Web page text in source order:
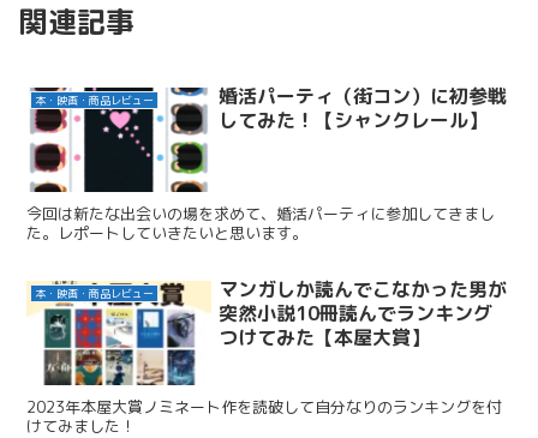
関連記事
本・映画・商品レビュー
婚活パーティ（街コン）に初参戦
してみた！【シャンクレール】
今回は新たな出会いの場を求めて、婚活パーティに参加してきまし
た。レポートしていきたいと思います。
本・映画・商品レビュー
マンガしか読んでこなかった男が
突然小説10冊読んでランキング
つけてみた【本屋大賞】
2023年本屋大賞ノミネート作を読破して自分なりのランキングを付
けてみました！